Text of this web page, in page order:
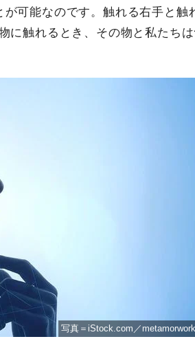
可能なのです。触れる右手と触
に触れるとき、その物と私たちは
写真＝iStock.com／